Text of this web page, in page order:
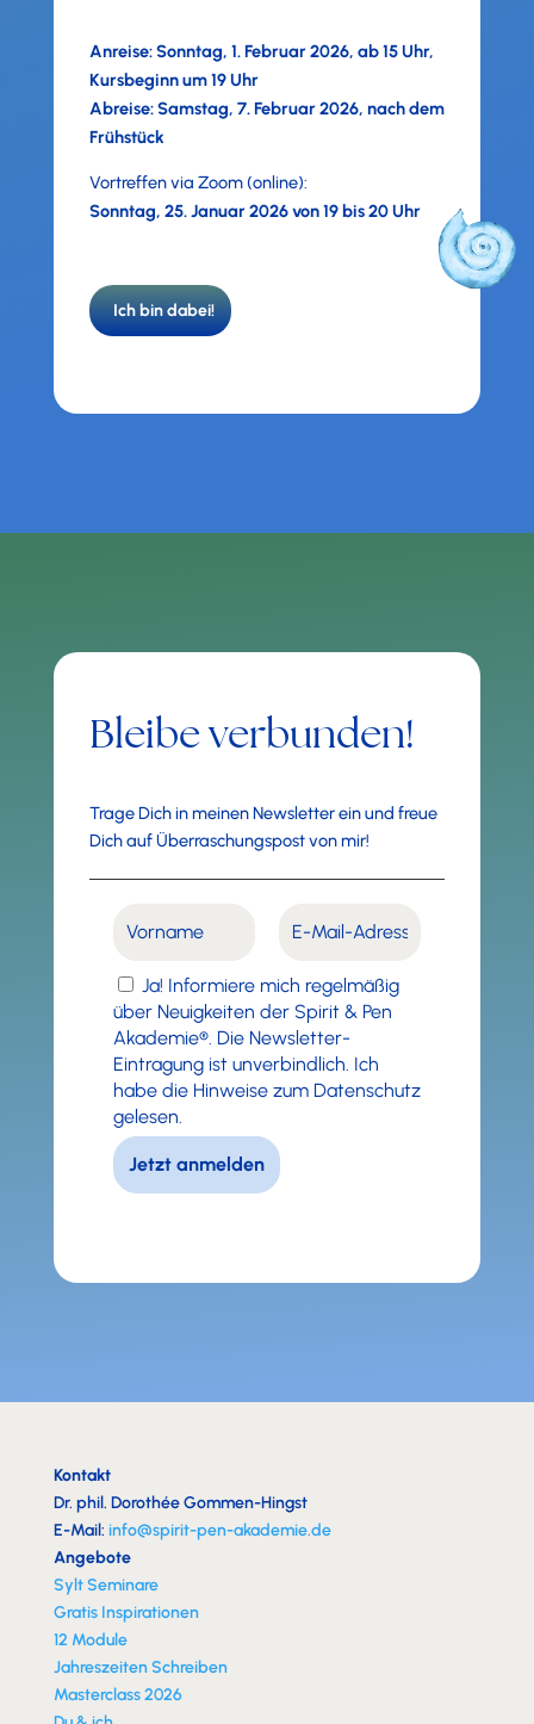
Anreise: Sonntag, 1. Februar 2026, ab 15 Uhr,
Kursbeginn um 19 Uhr
Abreise: Samstag, 7. Februar 2026, nach dem
Frühstück
Vortreffen via Zoom (online):
Sonntag, 25. Januar 2026 von 19 bis 20 Uhr
Ich bin dabei!
Bleibe verbunden!
Trage Dich in meinen Newsletter ein und freue
Dich auf Überraschungspost von mir!
Ja! Informiere mich regelmäßig
über Neuigkeiten der Spirit & Pen
Akademie®. Die Newsletter-
Eintragung ist unverbindlich. Ich
habe die Hinweise zum Datenschutz
gelesen.
Kontakt
Dr. phil. Dorothée Gommen-Hingst
E-Mail: info@spirit-pen-akademie.de
Angebote
Sylt Seminare
Gratis Inspirationen
12 Module
Jahreszeiten Schreiben
Masterclass 2026